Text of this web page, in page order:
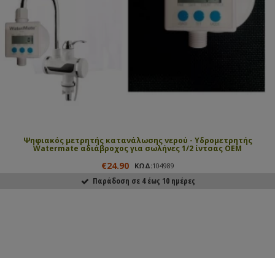
Ψηφιακός μετρητής κατανάλωσης νερού - Υδρομετρητής
Watermate αδιάβροχος για σωλήνες 1/2 ίντσας OEM
€24.90 ΚΩΔ:104989
Παράδοση σε 4 έως 10 ημέρες